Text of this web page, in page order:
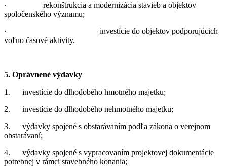
· rekonštrukcia a modernizácia stavieb a objektov
spoločenského významu;
· investície do objektov podporujúcich
voľno časové aktivity.
5. Oprávnené výdavky
1. investície do dlhodobého hmotného majetku;
2. investície do dlhodobého nehmotného majetku;
3. výdavky spojené s obstarávaním podľa zákona o verejnom
obstarávaní;
4. výdavky spojené s vypracovaním projektovej dokumentácie
potrebnej v rámci stavebného konania;